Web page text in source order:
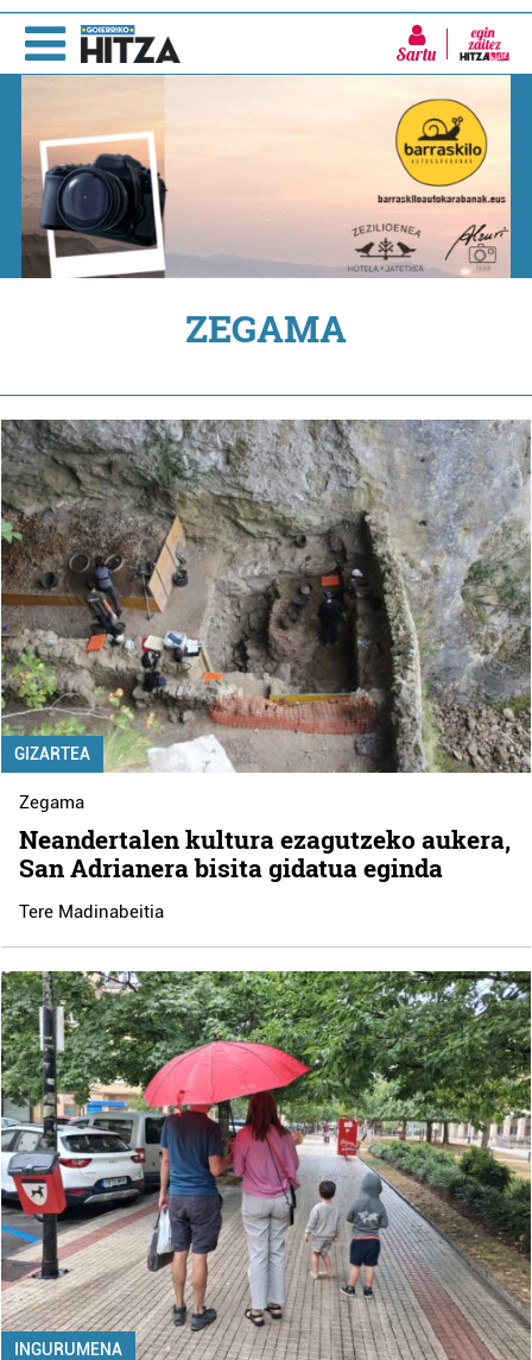
Sartu
ZEGAMA
GIZARTEA
Zegama
Neandertalen kultura ezagutzeko aukera,
San Adrianera bisita gidatua eginda
Tere Madinabeitia
INGURUMENA